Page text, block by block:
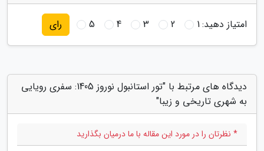
امتیاز دهید:1
2
3
4
5 رای
دیدگاه های مرتبط با "تور استانبول نوروز 1405: سفری رویایی
به شهری تاریخی و زیبا"
* نظرتان را در مورد این مقاله با ما درمیان بگذارید